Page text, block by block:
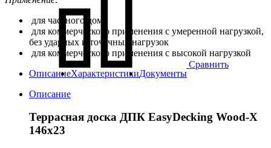
Сравнить
для частного дома
для коммерческого применения с умеренной нагрузкой,
без ударных и точечных нагрузок
для коммерческого применения с высокой нагрузкой
ОписаниеХарактеристикиДокументы
Описание
Террасная доска ДПК EasyDecking Wood-X
146х23